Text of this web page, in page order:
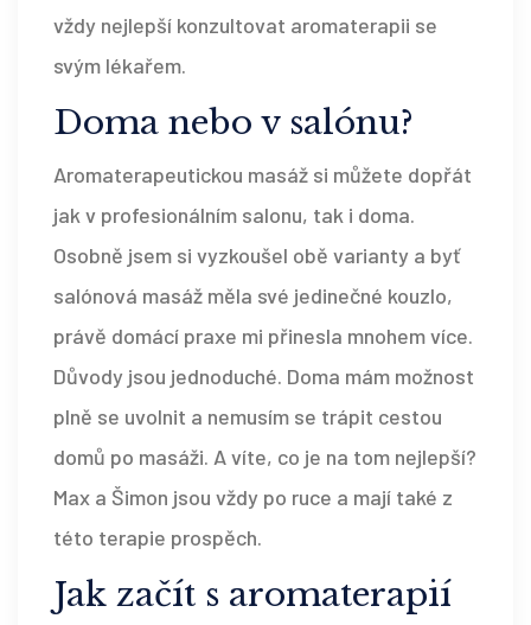
vždy nejlepší konzultovat aromaterapii se
svým lékařem.
Doma nebo v salónu?
Aromaterapeutickou masáž si můžete dopřát
jak v profesionálním salonu, tak i doma.
Osobně jsem si vyzkoušel obě varianty a byť
salónová masáž měla své jedinečné kouzlo,
právě domácí praxe mi přinesla mnohem více.
Důvody jsou jednoduché. Doma mám možnost
plně se uvolnit a nemusím se trápit cestou
domů po masáži. A víte, co je na tom nejlepší?
Max a Šimon jsou vždy po ruce a mají také z
této terapie prospěch.
Jak začít s aromaterapií